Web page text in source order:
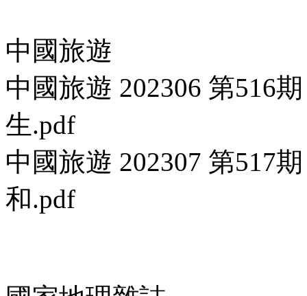
中國旅遊
中國旅遊 202306 第516
生.pdf
中國旅遊 202307 第517
和.pdf